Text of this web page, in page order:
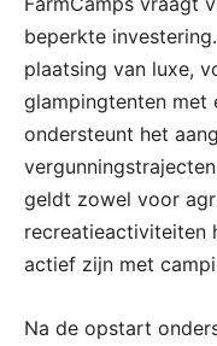
beperkte
plaatsing van luxe,
glampingtenten met
ondersteunt het
geldt zowel voor
recreatieactiviteiten
actief zijn met
Na de opstart